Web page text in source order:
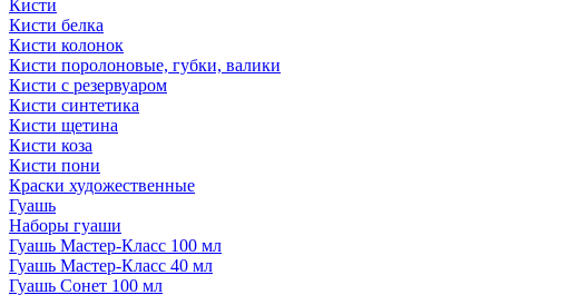
Кисти
Кисти белка
Кисти колонок
Кисти поролоновые, губки, валики
Кисти с резервуаром
Кисти синтетика
Кисти щетина
Кисти коза
Кисти пони
Краски художественные
Гуашь
Наборы гуаши
Гуашь Мастер-Класс 100 мл
Гуашь Мастер-Класс 40 мл
Гуашь Сонет 100 мл